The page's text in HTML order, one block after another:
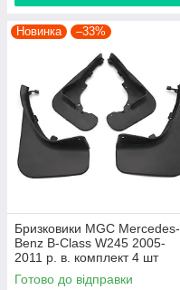
Новинка –33%
Бризковики MGC Mercedes-
Benz B-Class W245 2005-
2011 р. в. комплект 4 шт
Готово до відправки